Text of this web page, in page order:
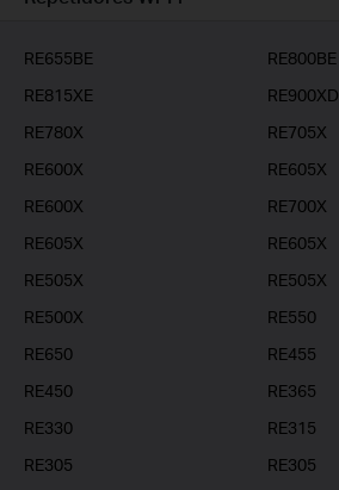
RE655BE
RE800BE
RE815XE
RE900XD
RE780X
RE705X
RE600X
RE605X
RE600X
RE700X
RE605X
RE605X
RE505X
RE505X
RE500X
RE550
RE650
RE455
RE450
RE365
RE330
RE315
RE305
RE305